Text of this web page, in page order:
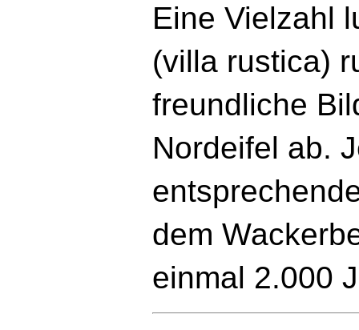
Eine Vielzahl
(villa rustica)
freundliche
Nordeifel ab.
dem
einmal 2.000